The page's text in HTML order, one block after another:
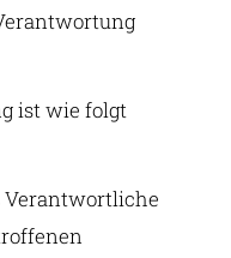
ist wie folgt
Verantwortliche